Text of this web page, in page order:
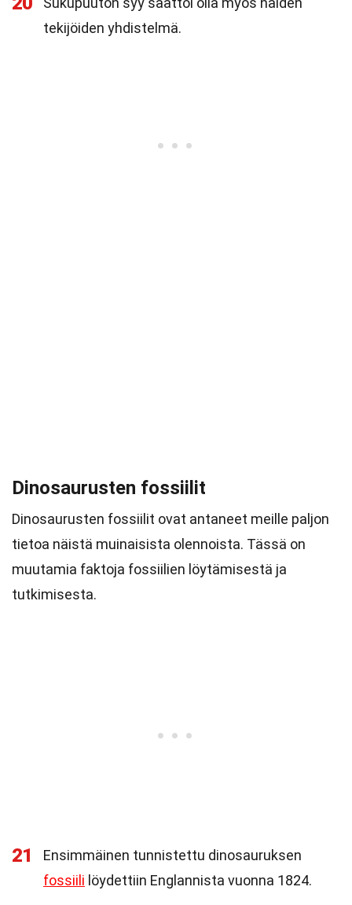
tekijöiden yhdistelmä.
Dinosaurusten fossiilit
Dinosaurusten fossiilit ovat antaneet meille paljon
tietoa näistä muinaisista olennoista. Tässä on
muutamia faktoja fossiilien löytämisestä ja
tutkimisesta.
21
Ensimmäinen tunnistettu dinosauruksen
fossiili löydettiin Englannista vuonna 1824.